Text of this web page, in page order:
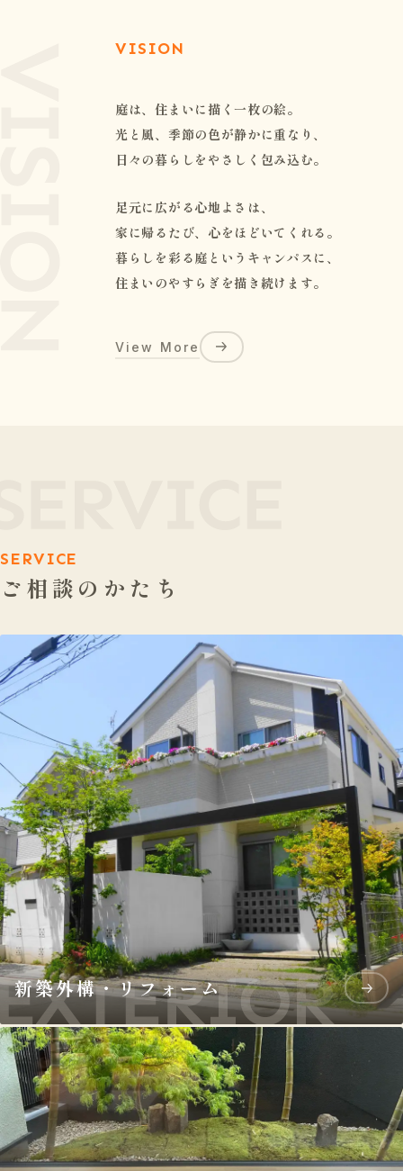
VISION
庭は、住まいに描く一枚の絵。
光と風、季節の色が静かに重なり、
日々の暮らしをやさしく包み込む。
足元に広がる心地よさは、
家に帰るたび、心をほどいてくれる。
暮らしを彩る庭というキャンパスに、
住まいのやすらぎを描き続けます。
View More
SERVICE
ご相談のかたち
新築外構・リフォーム